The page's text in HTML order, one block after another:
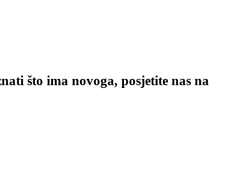
što ima novoga, posjetite nas na